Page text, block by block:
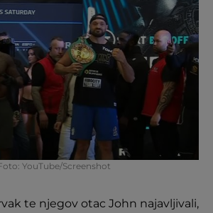
YouTube/Screenshot
te njegov otac John najavljivali,